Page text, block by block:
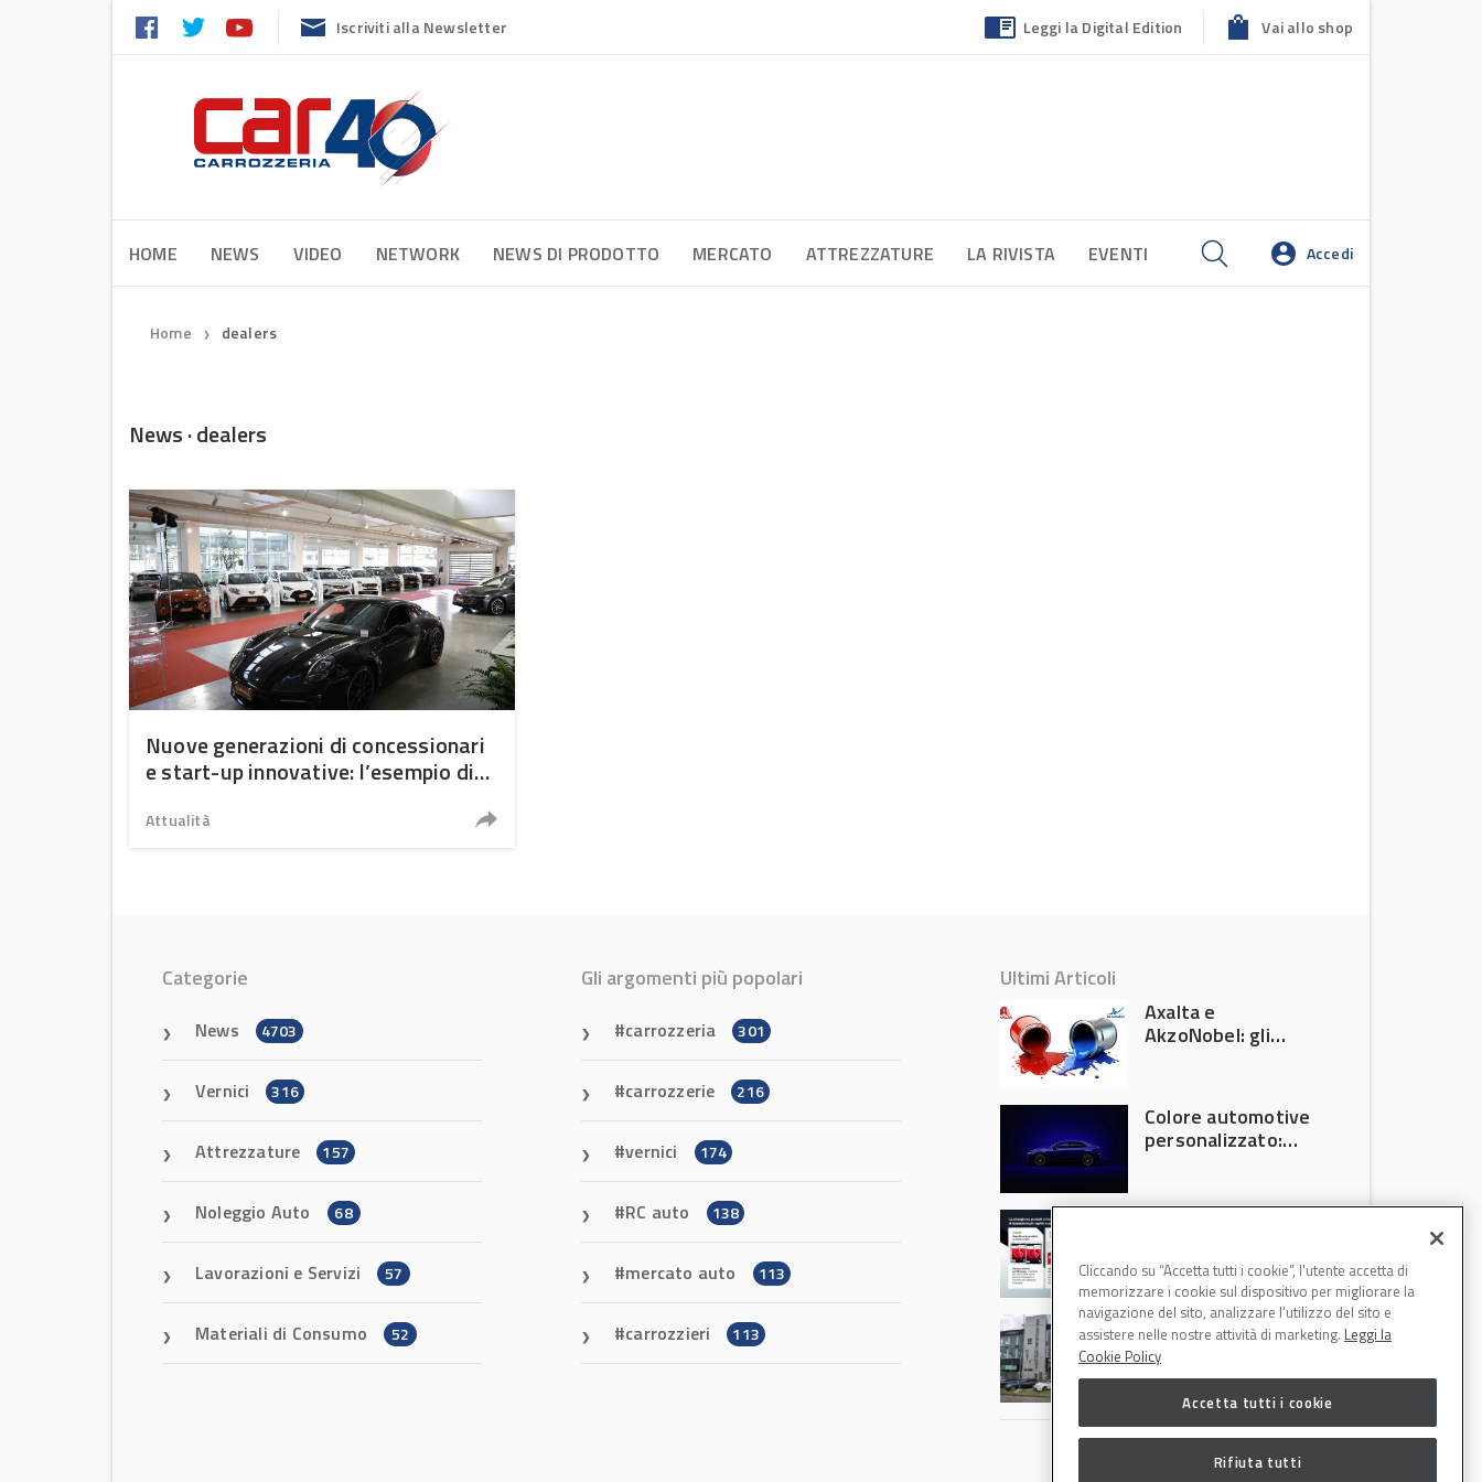
Iscriviti alla Newsletter Leggi la Digital Edition Vai allo shop
HOME NEWS VIDEO NETWORK NEWS DI PRODOTTO MERCATO ATTREZZATURE LA RIVISTA EVENTI Accedi
Home ❯ dealers
News · dealers
Nuove generazioni di concessionari
e start-up innovative: l’esempio di
Attualità
Categorie
News 4703
Vernici 316
Attrezzature 157
Noleggio Auto 68
Lavorazioni e Servizi 57
Materiali di Consumo 52
Gli argomenti più popolari
carrozzeria 301
carrozzerie 216
vernici 174
RC auto 138
mercato auto 113
carrozzieri 113
Ultimi Articoli
Axalta e
AkzoNobel: gli
Colore automotive
personalizzato:
diventa ingegneria
che riducono
consumi energetici,
tempi e costi in
carrozzeria
Il Gruppo Intergea
si rafforza in
Lombardia
Cliccando su “Accetta tutti i cookie”, l'utente accetta di
memorizzare i cookie sul dispositivo per migliorare la
navigazione del sito, analizzare l'utilizzo del sito e
assistere nelle nostre attività di marketing. Leggi la
Cookie Policy
Accetta tutti i cookie
Rifiuta tutti